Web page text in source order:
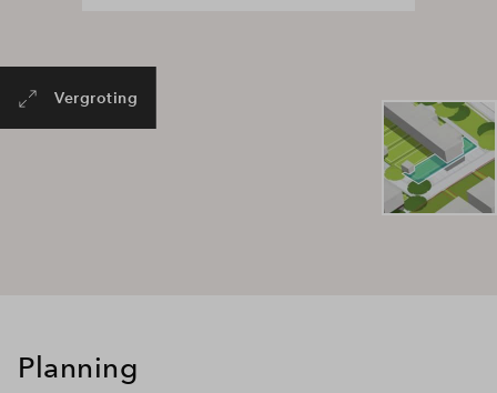
Vergroting
Planning